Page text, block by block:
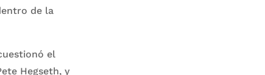
de la
el
Hegseth, y